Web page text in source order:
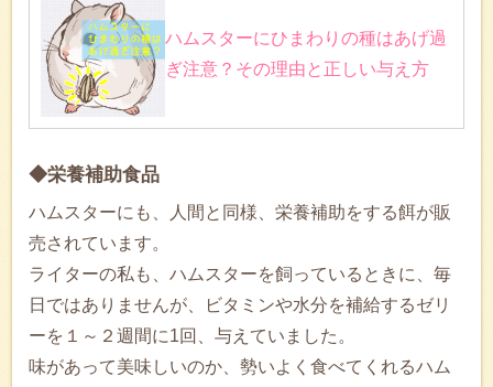
ハムスターにひまわりの種はあげ過
ぎ注意？その理由と正しい与え方
◆栄養補助食品
ハムスターにも、人間と同様、栄養補助をする餌が販
売されています。
ライターの私も、ハムスターを飼っているときに、毎
日ではありませんが、ビタミンや水分を補給するゼリ
ーを１～２週間に1回、与えていました。
味があって美味しいのか、勢いよく食べてくれるハム